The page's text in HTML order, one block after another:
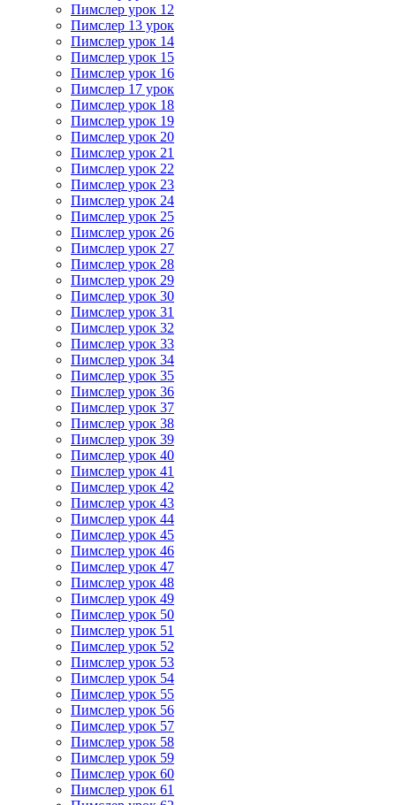
Пимслер урок 12
Пимслер 13 урок
Пимслер урок 14
Пимслер урок 15
Пимслер урок 16
Пимслер 17 урок
Пимслер урок 18
Пимслер урок 19
Пимслер урок 20
Пимслер урок 21
Пимслер урок 22
Пимслер урок 23
Пимслер урок 24
Пимслер урок 25
Пимслер урок 26
Пимслер урок 27
Пимслер урок 28
Пимслер урок 29
Пимслер урок 30
Пимслер урок 31
Пимслер урок 32
Пимслер урок 33
Пимслер урок 34
Пимслер урок 35
Пимслер урок 36
Пимслер урок 37
Пимслер урок 38
Пимслер урок 39
Пимслер урок 40
Пимслер урок 41
Пимслер урок 42
Пимслер урок 43
Пимслер урок 44
Пимслер урок 45
Пимслер урок 46
Пимслер урок 47
Пимслер урок 48
Пимслер урок 49
Пимслер урок 50
Пимслер урок 51
Пимслер урок 52
Пимслер урок 53
Пимслер урок 54
Пимслер урок 55
Пимслер урок 56
Пимслер урок 57
Пимслер урок 58
Пимслер урок 59
Пимслер урок 60
Пимслер урок 61